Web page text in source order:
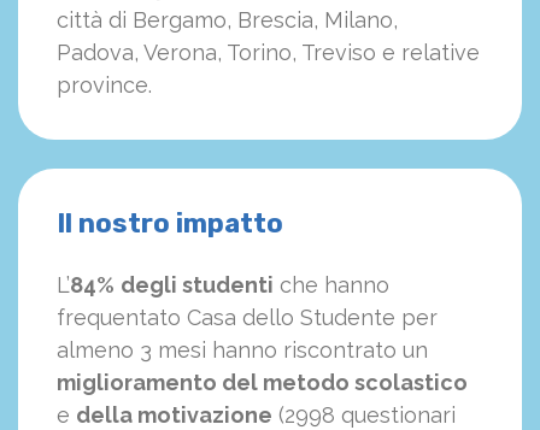
città di Bergamo, Brescia, Milano,
Padova, Verona, Torino, Treviso e relative
province.
Il nostro impatto
L’84% degli studenti che hanno
frequentato Casa dello Studente per
almeno 3 mesi hanno riscontrato un
miglioramento del metodo scolastico
e della motivazione (2998 questionari